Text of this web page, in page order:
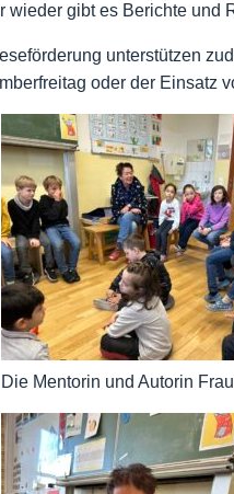
wieder gibt es Berichte
unterstützen
oder der Einsatz
Die Mentorin und Autorin